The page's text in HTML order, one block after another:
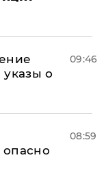
о
09:46
08:59